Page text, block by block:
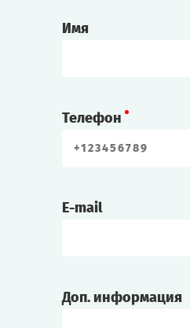
Имя
Телефон
E-mail
Доп. информация